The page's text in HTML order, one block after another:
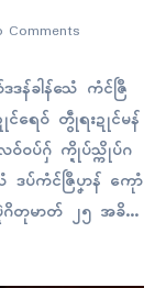
Comments
န်ခါန်သေံ ကံၚ်ဇြဳ
ရေဝ် တွဵုရးဍုၚ်မန်
ဝပ်ဂှ် က္ဍိုပ်သ္ကိုပ်ဂ
ပ်ကံၚ်ဇြဳပၞာန် ကေုာံ
ဂိတုမာတ် ၂၅ အခိၚ်